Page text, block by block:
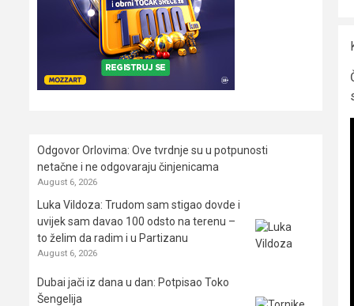
Odgovor Orlovima: ​Ove tvrdnje su u potpunosti
netačne i ne odgovaraju činjenicama
August 6, 2026
Luka Vildoza: Trudom sam stigao dovde i
uvijek sam davao 100 odsto na terenu –
to želim da radim i u Partizanu
August 6, 2026
Dubai jači iz dana u dan: Potpisao Toko
Šengelija